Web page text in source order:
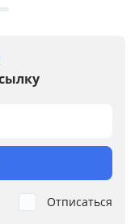
Отписаться